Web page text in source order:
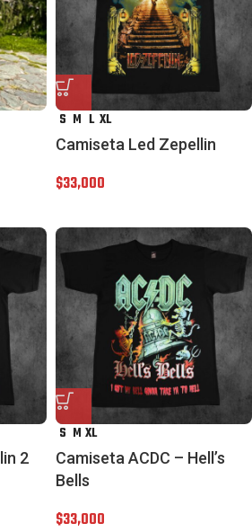
S M L XL
Camiseta Led Zepellin
$33,000
2
S M XL
Camiseta ACDC – Hell’s
Bells
$33,000